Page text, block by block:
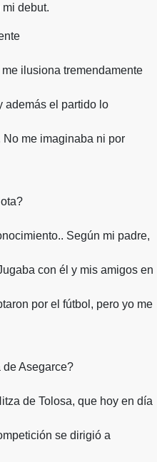
debut.
ilusiona tremendamente
además el partido lo
No me imaginaba ni por
Según mi padre,
con él y mis amigos en
por el fútbol, pero yo me
de Asegarce?
de Tolosa, que hoy en día
se dirigió a